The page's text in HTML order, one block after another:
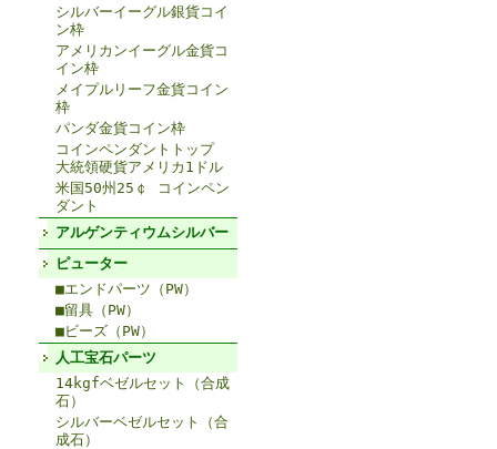
シルバーイーグル銀貨コイ
ン枠
アメリカンイーグル金貨コ
イン枠
メイプルリーフ金貨コイン
枠
パンダ金貨コイン枠
コインペンダントトップ
大統領硬貨アメリカ1ドル
米国50州25￠ コインペン
ダント
アルゲンティウムシルバー
ピューター
■エンドパーツ（PW）
■留具（PW）
■ビーズ（PW）
人工宝石パーツ
14kgfベゼルセット（合成
石）
シルバーベゼルセット（合
成石）